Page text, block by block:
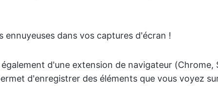
ennuyeuses dans vos captures d'écran !
d'une extension de navigateur (Chrome,
d'enregistrer des éléments que vous voyez